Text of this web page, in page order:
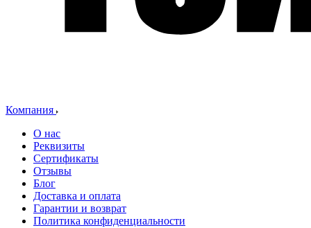
Компания
О нас
Реквизиты
Сертификаты
Отзывы
Блог
Доставка и оплата
Гарантии и возврат
Политика конфиденциальности